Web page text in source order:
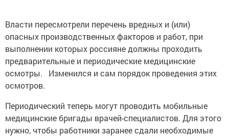
Власти пересмотрели перечень вредных и (или)
опасных производственных факторов и работ, при
выполнении которых россияне должны проходить
предварительные и периодические медицинские
осмотры. Изменился и сам порядок проведения этих
осмотров.
Периодический теперь могут проводить мобильные
медицинские бригады врачей-специалистов. Для этого
нужно, чтобы работники заранее сдали необходимые